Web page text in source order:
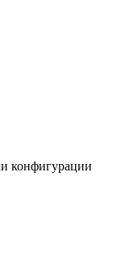
конфигурации